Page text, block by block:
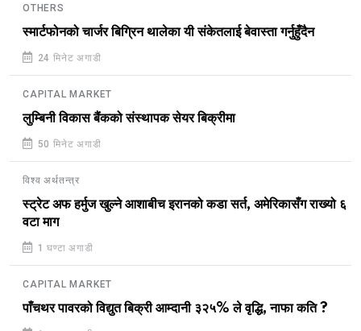
OTHERS
स्मार्टफोनको चार्जर बिग्रिन थालेका यी संकेतलाई बेवास्ता गर्नुहुँदैन
24 मिनेट अगाडी
CAPITAL MARKET
लुम्बिनी विकास बैंकको संस्थापक सेयर बिक्रीमा
50 मिनेट अगाडी
विश्व अर्थतन्त्र
स्ट्रेट अफ हर्मुज खुल्ने आशाबीच इरानको कडा सर्त, अमेरिकासँग राख्यो ६
वटा माग
1 घण्टा अगाडी
CAPITAL MARKET
पाँचथर पावरको विद्युत बिक्री आम्दानी ३२५% ले वृद्धि, नाफा कति ?